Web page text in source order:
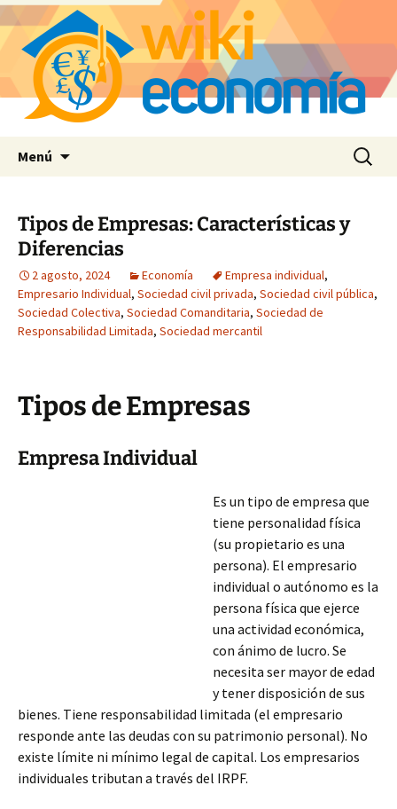
Menú Buscar:
Tipos de Empresas: Características y
Diferencias
2 agosto, 2024 Economía Empresa individual,
Empresario Individual, Sociedad civil privada, Sociedad civil pública,
Sociedad Colectiva, Sociedad Comanditaria, Sociedad de
Responsabilidad Limitada, Sociedad mercantil
Tipos de Empresas
Empresa Individual
Es un tipo de empresa que
tiene personalidad física
(su propietario es una
persona). El empresario
individual o autónomo es la
persona física que ejerce
una actividad económica,
con ánimo de lucro. Se
necesita ser mayor de edad
y tener disposición de sus
bienes. Tiene responsabilidad limitada (el empresario
responde ante las deudas con su patrimonio personal). No
existe límite ni mínimo legal de capital. Los empresarios
individuales tributan a través del IRPF.